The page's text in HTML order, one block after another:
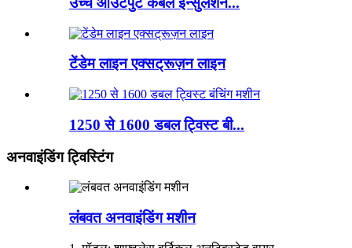
टेंडेम लाइन एक्सट्रूज़न लाइन
1250 से 1600 डबल ट्विस्ट बी...
अनवाइंडिंग ट्विस्टिंग
लंबवत अनवाइंडिंग मशीन